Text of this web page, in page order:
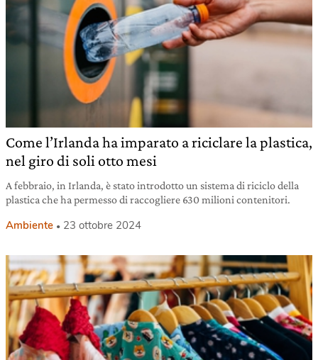
Come l’Irlanda ha imparato a riciclare la plastica,
nel giro di soli otto mesi
A febbraio, in Irlanda, è stato introdotto un sistema di riciclo della
plastica che ha permesso di raccogliere 630 milioni contenitori.
Ambiente 23 ottobre 2024